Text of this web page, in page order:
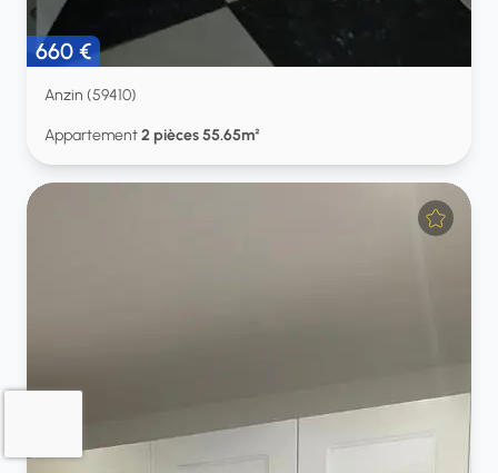
660 €
Anzin (59410)
Appartement2 pièces 55.65m²